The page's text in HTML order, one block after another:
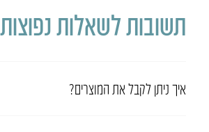
תשובות לשאלות נפוצות
איך ניתן לקבל את המוצרים?